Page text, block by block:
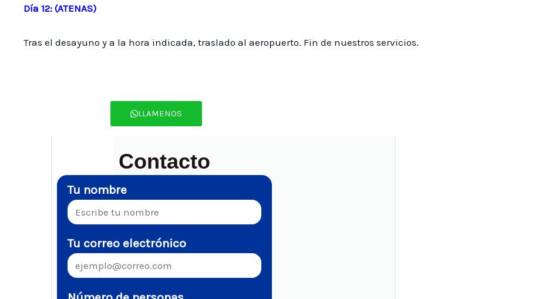
Día 12: (ATENAS)
Tras el desayuno y a la hora indicada, traslado al aeropuerto. Fin de nuestros servicios.
LLAMENOS
Contacto
Tu nombre
Tu correo electrónico